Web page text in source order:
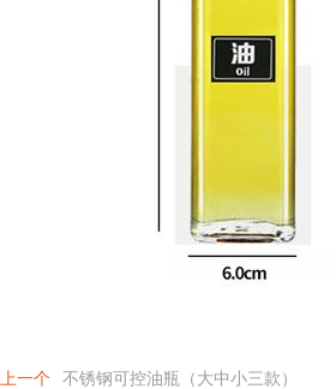
上一个 不锈钢可控油瓶（大中小三款）